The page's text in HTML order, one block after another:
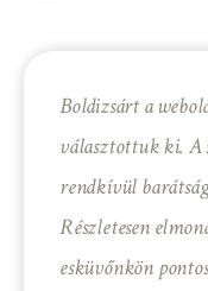
Boldizsárt a
választottuk ki. A
rendkívül
Részletesen
esküvőnkön